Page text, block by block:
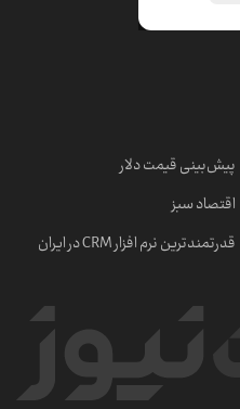
پیش‌بینی قیمت دلار
اقتصاد سبز
قدرتمندترین نرم‌ افزار CRM در ایران